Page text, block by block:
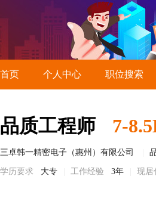
首页 个人中心 职位搜索
品质工程师 7-
三卓韩一精密电子（惠州）有限公司
学历要求 大专 工作经验 3年 现居